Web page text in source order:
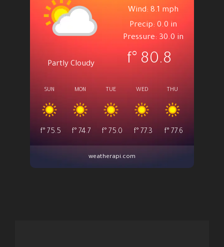
Partly Cloudy
Wind: 8.1 mph
Precip: 0.0 in
Pressure: 30.0 in
80.8
°f
SUN
75.5
°f
MON
74.7
°f
TUE
75.0
°f
WED
77.3
°f
THU
77.6
°f
weatherapi.com